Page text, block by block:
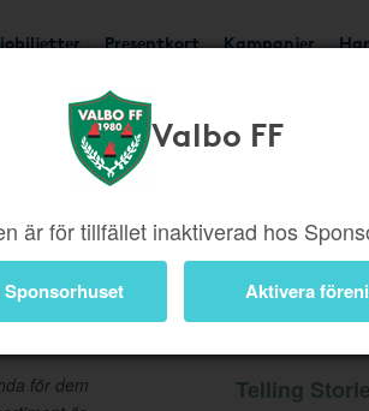
Presentkort Kampanjer
Valbo FF
är för tillfället inaktiverad hos
Aktivera
Ger 5%
för dem
Telling